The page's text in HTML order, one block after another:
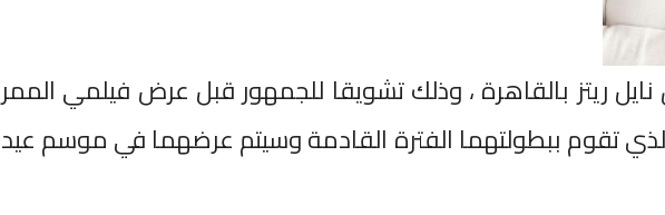
ريتز بالقاهرة ، وذلك تشويقا للجمهور قبل عرض فيلمي الممر
الازرق 2 الذي تقوم ببطولتهما الفترة القادمة وسيتم عرضهما في موسم عيد